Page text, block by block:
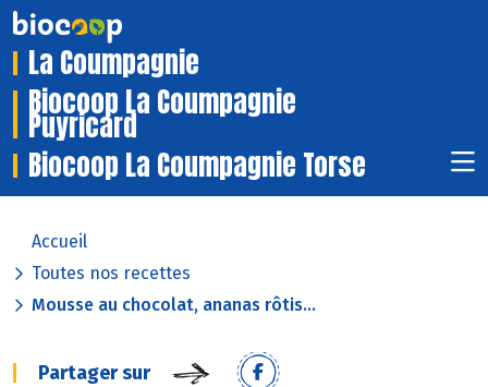
La Coumpagnie
Biocoop La Coumpagnie
Puyricard
Biocoop La Coumpagnie Torse
Accueil
Toutes nos recettes
Mousse au chocolat, ananas rôtis...
Partager sur